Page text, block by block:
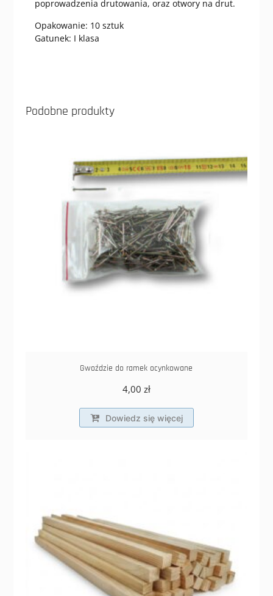
poprowadzenia drutowania, oraz otwory na drut.
Opakowanie: 10 sztuk
Gatunek: I klasa
Podobne produkty
Gwoździe do ramek ocynkowane
4,00 zł
Dowiedz się więcej